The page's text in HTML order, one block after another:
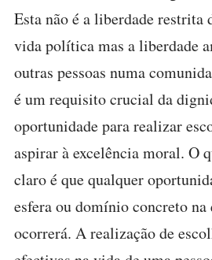
Esta não é a liberdade restrita
vida política mas a liberdade
outras pessoas numa
é um requisito crucial da
oportunidade para realizar
aspirar à excelência moral. O
claro é que qualquer
esfera ou domínio concreto na
ocorrerá. A realização de